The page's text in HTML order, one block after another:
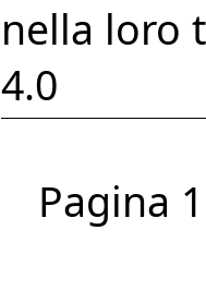
nella loro
4.0
Pagina